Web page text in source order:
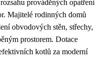
prováděných opatření
Majitelé rodinných domů
obvodových stěn, střechy,
prostorem. Dotace
kotlů za moderní